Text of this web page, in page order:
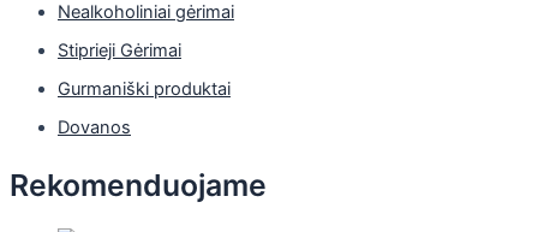
Nealkoholiniai gėrimai
Stiprieji Gėrimai
Gurmaniški produktai
Dovanos
Rekomenduojame